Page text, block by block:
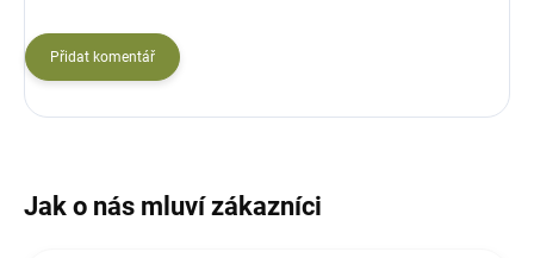
Přidat komentář